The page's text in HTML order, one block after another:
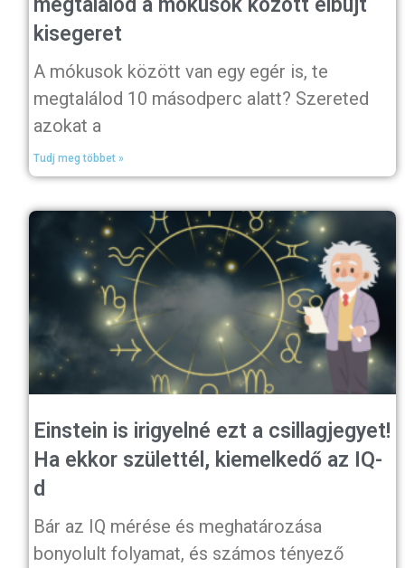
megtalálod a mókusok között elbújt
kisegeret
A mókusok között van egy egér is, te
megtalálod 10 másodperc alatt? Szereted
azokat a
Tudj meg többet »
Einstein is irigyelné ezt a csillagjegyet!
Ha ekkor születtél, kiemelkedő az IQ-
d
Bár az IQ mérése és meghatározása
bonyolult folyamat, és számos tényező